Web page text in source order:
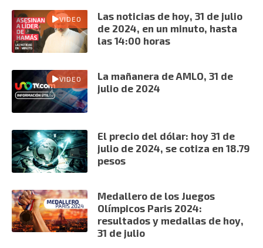
VIDEO
Las noticias de hoy, 31 de julio
de 2024, en un minuto, hasta
las 14:00 horas
VIDEO
La mañanera de AMLO, 31 de
julio de 2024
El precio del dólar: hoy 31 de
julio de 2024, se cotiza en 18.79
pesos
Medallero de los Juegos
Olímpicos Paris 2024:
resultados y medallas de hoy,
31 de julio